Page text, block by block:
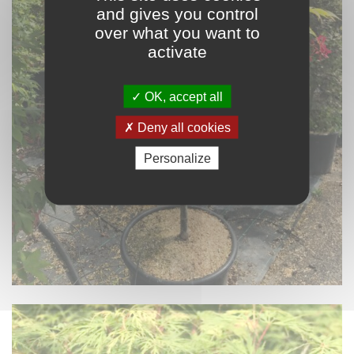
and gives you control
over what you want to
activate
OK, accept all
Deny all cookies
Personalize